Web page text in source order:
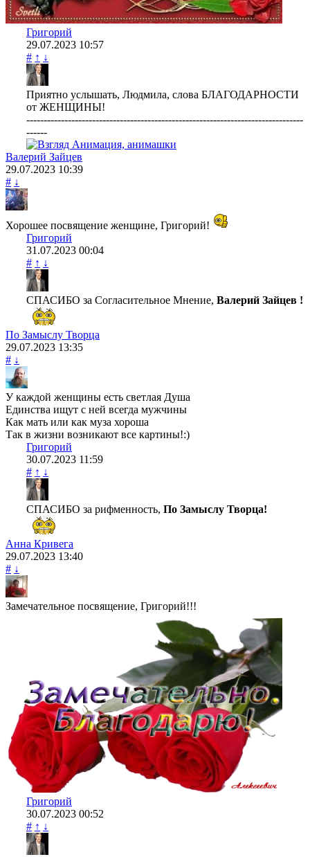
Григорий
29.07.2023 10:57
# ↑ ↓
Приятно услышать, Людмила, слова БЛАГОДАРНОСТИ
от ЖЕНЩИНЫ!
--------------------------------------------------------------------------------
------
Валерий Зайцев
29.07.2023 10:39
# ↓
Хорошее посвящение женщине, Григорий!
Григорий
31.07.2023 00:04
# ↑ ↓
СПАСИБО за Согласительное Мнение, Валерий Зайцев !
По Замыслу Творца
29.07.2023 13:35
# ↓
У каждой женщины есть светлая Душа
Единства ищут с ней всегда мужчины
Как мать или как муза хороша
Так в жизни возникают все картины!:)
Григорий
30.07.2023 11:59
# ↑ ↓
СПАСИБО за рифменность, По Замыслу Творца!
Анна Кривега
29.07.2023 13:40
# ↓
Замечательное посвящение, Григорий!!!
Григорий
30.07.2023 00:52
# ↑ ↓